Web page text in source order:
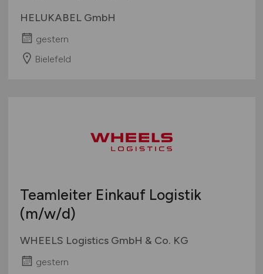
HELUKABEL GmbH
gestern
Bielefeld
Teamleiter Einkauf Logistik
(m/w/d)
WHEELS Logistics GmbH & Co. KG
gestern